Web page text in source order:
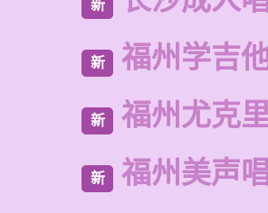
新
新 福州学吉
新 福州尤克
新 福州美声